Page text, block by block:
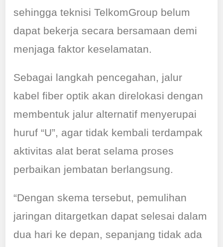
sehingga teknisi TelkomGroup belum
dapat bekerja secara bersamaan demi
menjaga faktor keselamatan.
Sebagai langkah pencegahan, jalur
kabel fiber optik akan direlokasi dengan
membentuk jalur alternatif menyerupai
huruf “U”, agar tidak kembali terdampak
aktivitas alat berat selama proses
perbaikan jembatan berlangsung.
“Dengan skema tersebut, pemulihan
jaringan ditargetkan dapat selesai dalam
dua hari ke depan, sepanjang tidak ada